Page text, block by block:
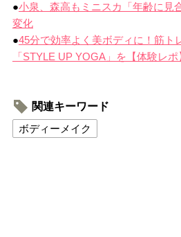
●小泉、森高もミニスカ「年齢に見
変化
●45分で効率よく美ボディに！筋ト
「STYLE UP YOGA」を【体験レポ
関連キーワード
ボディーメイク